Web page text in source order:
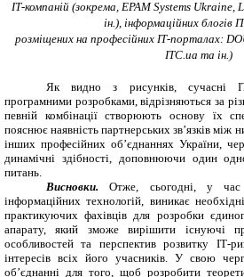
ІТ-компаній (зокрема, EPAM Systems Ukraine,
ін.), інформаційних блогів
розміщених на професійних ІТ-порталах:
ITC ua та ін.)
Як видно з рисунків, сучасні
програмними розробками, відрізняються за
певній комбінації створюють основу їх
пояснює наявність партнерських зв’язків між
інших професійних об’єднаннях України,
динамічні здібності, доповнюючи один
питань.
Висновки.Отже, сьогодні, у
інформаційних технологій, виникає
практикуючих фахівців для розробки
апарату, який зможе вирішити існуючі
особливостей та перспектив розвитку ІТ-
інтересів всіх його учасників. У свою
об’єднанні для того, щоб розробити